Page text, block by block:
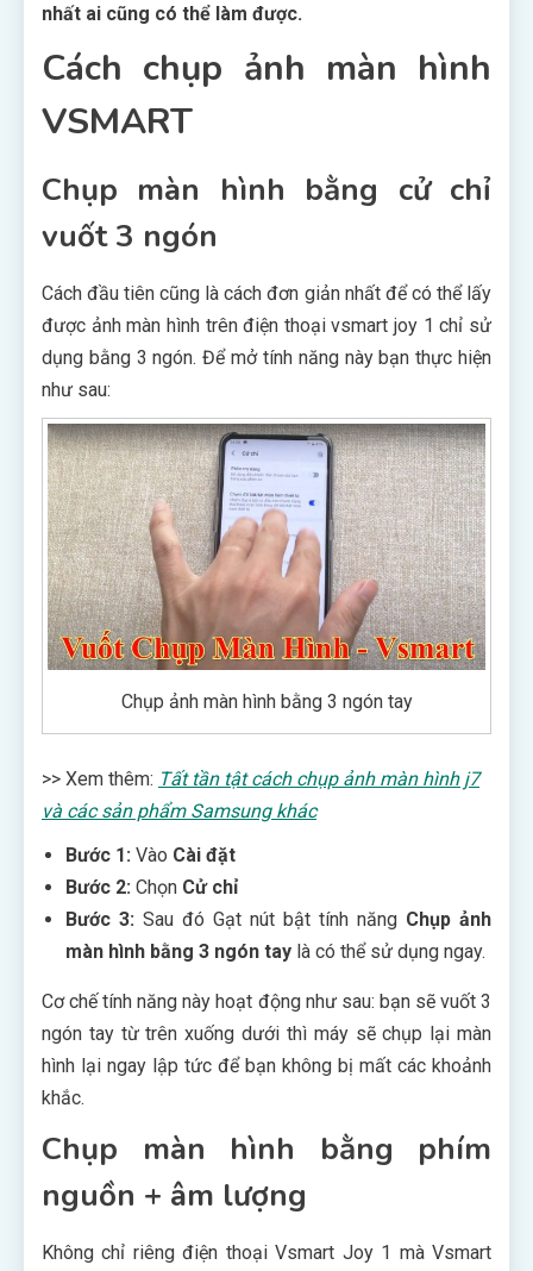
nhất ai cũng có thể làm được.
Cách chụp ảnh màn hình
VSMART
Chụp màn hình bằng cử chỉ
vuốt 3 ngón
Cách đầu tiên cũng là cách đơn giản nhất để có thể lấy
được ảnh màn hình trên điện thoại vsmart joy 1 chỉ sử
dụng bằng 3 ngón. Để mở tính năng này bạn thực hiện
như sau:
Chụp ảnh màn hình bằng 3 ngón tay
>> Xem thêm: Tất tần tật cách chụp ảnh màn hình j7
và các sản phẩm Samsung khác
Bước 1: Vào Cài đặt
Bước 2: Chọn Cử chỉ
Bước 3: Sau đó Gạt nút bật tính năng Chụp ảnh
màn hình bằng 3 ngón tay là có thể sử dụng ngay.
Cơ chế tính năng này hoạt động như sau: bạn sẽ vuốt 3
ngón tay từ trên xuống dưới thì máy sẽ chụp lại màn
hình lại ngay lập tức để bạn không bị mất các khoảnh
khắc.
Chụp màn hình bằng phím
nguồn + âm lượng
Không chỉ riêng điện thoại Vsmart Joy 1 mà Vsmart